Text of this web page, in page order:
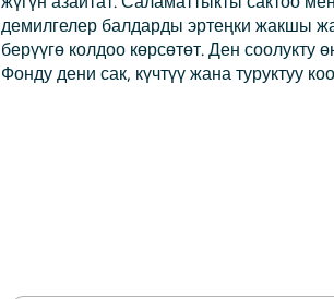
демилгелер балдарды эртеңки жакшы
берүүгө колдоо көрсөтөт. Ден соолукту
Фонду дени сак, күчтүү жана туруктуу